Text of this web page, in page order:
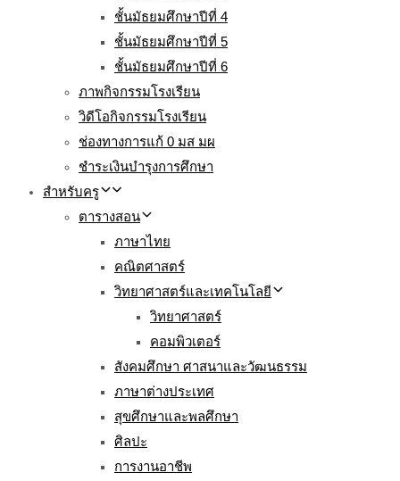
ชั้นมัธยมศึกษาปีที่ 4
ชั้นมัธยมศึกษาปีที่ 5
ชั้นมัธยมศึกษาปีที่ 6
ภาพกิจกรรมโรงเรียน
วิดีโอกิจกรรมโรงเรียน
ช่องทางการแก้ 0 มส มผ
ชำระเงินบำรุงการศึกษา
สำหรับครู
ตารางสอน
ภาษาไทย
คณิตศาสตร์
วิทยาศาสตร์และเทคโนโลยี
วิทยาศาสตร์
คอมพิวเตอร์
สังคมศึกษา ศาสนาและวัฒนธรรม
ภาษาต่างประเทศ
สุขศึกษาและพลศึกษา
ศิลปะ
การงานอาชีพ